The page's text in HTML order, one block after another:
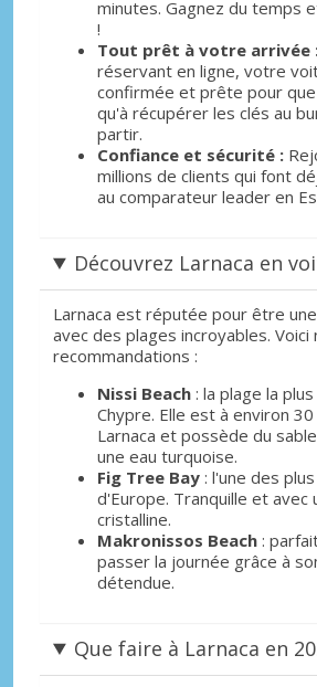
minutes. Gagnez du temps
!
Tout prêt à votre arrivée
réservant en ligne, votre
confirmée et prête pour
qu'à récupérer les clés au
partir.
Confiance et sécurité :
millions de clients qui font
au comparateur leader en
Découvrez Larnaca en
Larnaca est réputée pour être
avec des plages incroyables. Voici
recommandations :
Nissi Beach : la plage la
Chypre. Elle est à environ
Larnaca et possède du
une eau turquoise.
Fig Tree Bay : l'une des
d'Europe. Tranquille et avec
cristalline.
Makronissos Beach :
passer la journée grâce à
détendue.
Que faire à Larnaca en